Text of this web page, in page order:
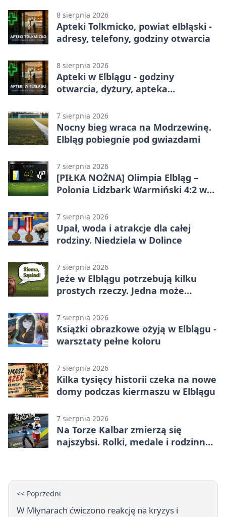
8 sierpnia 2026
Apteki Tolkmicko, powiat elbląski -
adresy, telefony, godziny otwarcia
8 sierpnia 2026
Apteki w Elblągu - godziny
otwarcia, dyżury, apteka
7 sierpnia 2026
Nocny bieg wraca na Modrzewinę.
Elbląg pobiegnie pod gwiazdami
7 sierpnia 2026
[PIŁKA NOŻNA] Olimpia Elbląg –
Polonia Lidzbark Warmiński 4:2 w
7 sierpnia 2026
Upał, woda i atrakcje dla całej
rodziny. Niedziela w Dolince
7 sierpnia 2026
Jeże w Elblągu potrzebują kilku
prostych rzeczy. Jedna może
7 sierpnia 2026
Książki obrazkowe ożyją w Elblągu -
warsztaty pełne koloru
7 sierpnia 2026
Kilka tysięcy historii czeka na nowe
domy podczas kiermaszu w Elblągu
7 sierpnia 2026
Na Torze Kalbar zmierzą się
najszybsi. Rolki, medale i rodzinna
<< Poprzedni
W Młynarach ćwiczono reakcję na kryzys i